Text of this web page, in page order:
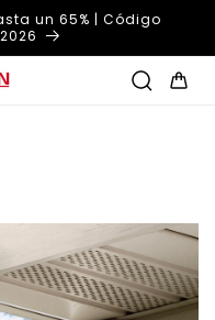
un 65% | Código
Carrito